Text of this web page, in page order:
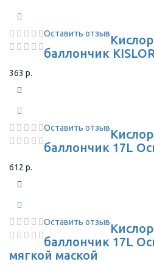
Оставить отзыв
баллончик
363 р.
Оставить отзыв
баллончик 17L
612 р.
Оставить отзыв
баллончик 17L
мягкой маской